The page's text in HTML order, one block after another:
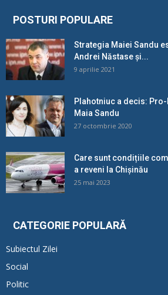
POSTURI POPULARE
Strategia Maiei Sandu
Andrei Năstase și...
9 aprilie 2021
Plahotniuc a decis:
Maia Sandu
27 octombrie 2020
Care sunt condițiile
a reveni la Chișinău
25 mai 2023
CATEGORIE POPULARĂ
Subiectul Zilei
Social
Politic